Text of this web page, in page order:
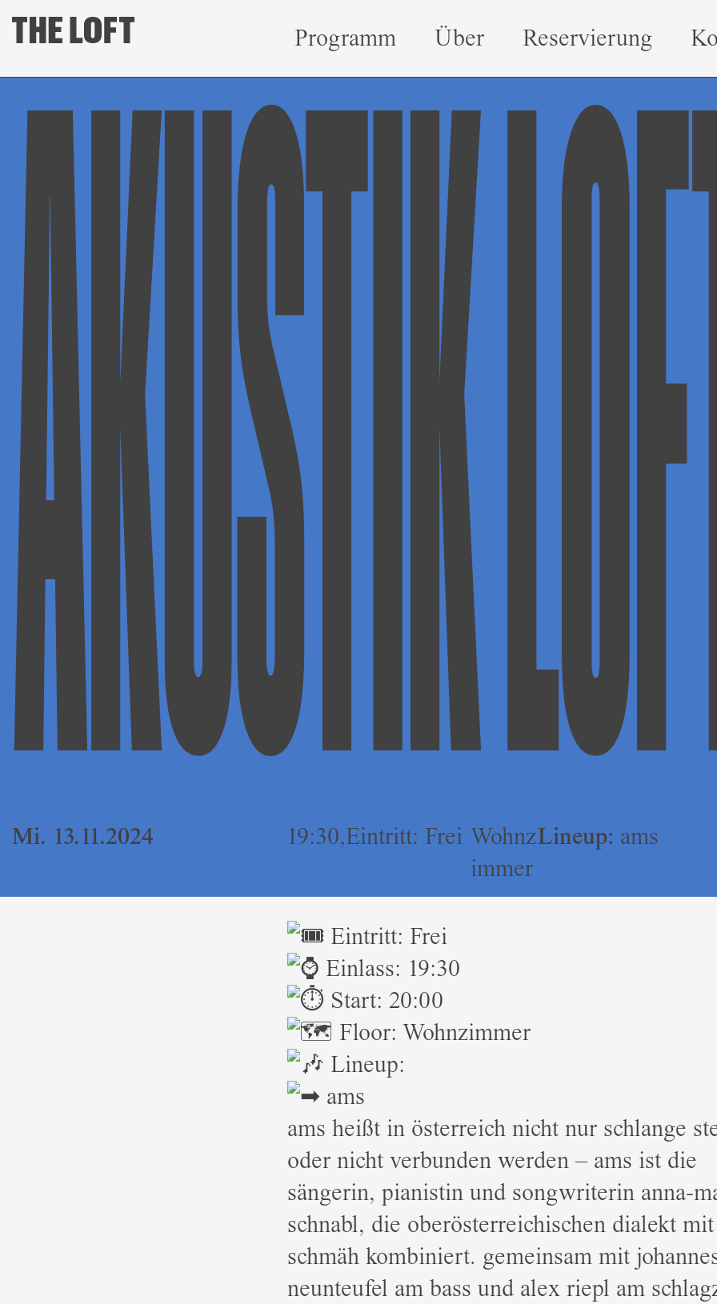
Programm Über Reservierung
AKUSTIK
Mi. 13.11.2024 19:30,Eintritt: Frei Wohnz
immer
Lineup: ams
Eintritt: Frei
Einlass: 19:30
Start: 20:00
Floor: Wohnzimmer
Lineup:
ams
ams heißt in österreich nicht nur schlange
oder nicht verbunden werden – ams ist die
sängerin, pianistin und songwriterin anna-
schnabl, die oberösterreichischen dialekt
schmäh kombiniert. gemeinsam mit
neunteufel am bass und alex riepl am